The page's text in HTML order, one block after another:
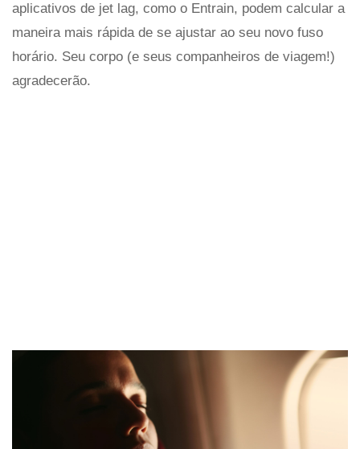
aplicativos de jet lag, como o Entrain, podem calcular a
maneira mais rápida de se ajustar ao seu novo fuso
horário. Seu corpo (e seus companheiros de viagem!)
agradecerão.